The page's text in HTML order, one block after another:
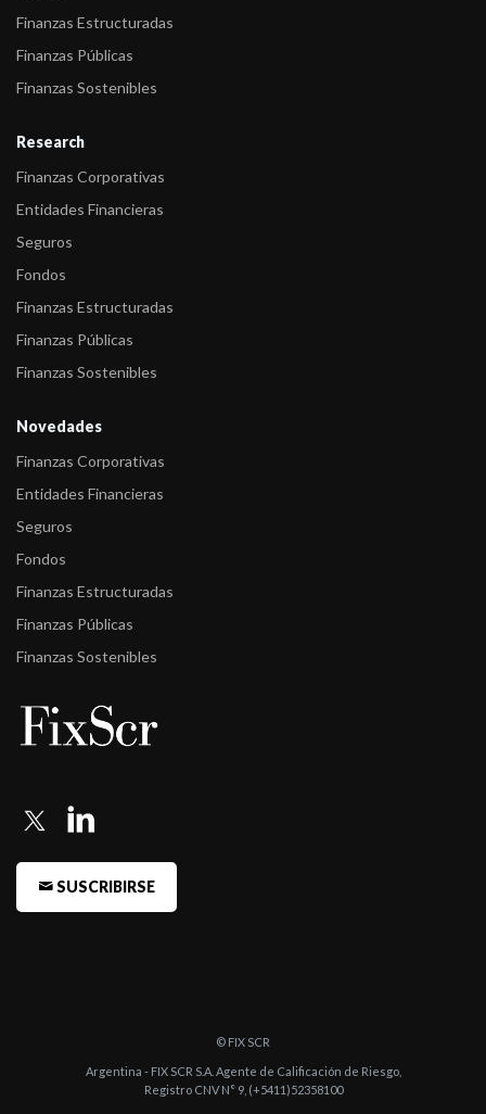
Finanzas Estructuradas
Finanzas Públicas
Finanzas Sostenibles
Research
Finanzas Corporativas
Entidades Financieras
Seguros
Fondos
Finanzas Estructuradas
Finanzas Públicas
Finanzas Sostenibles
Novedades
Finanzas Corporativas
Entidades Financieras
Seguros
Fondos
Finanzas Estructuradas
Finanzas Públicas
Finanzas Sostenibles
SUSCRIBIRSE
© FIX SCR
Argentina - FIX SCR S.A. Agente de Calificación de Riesgo,
Registro CNV N° 9, (+5411)52358100